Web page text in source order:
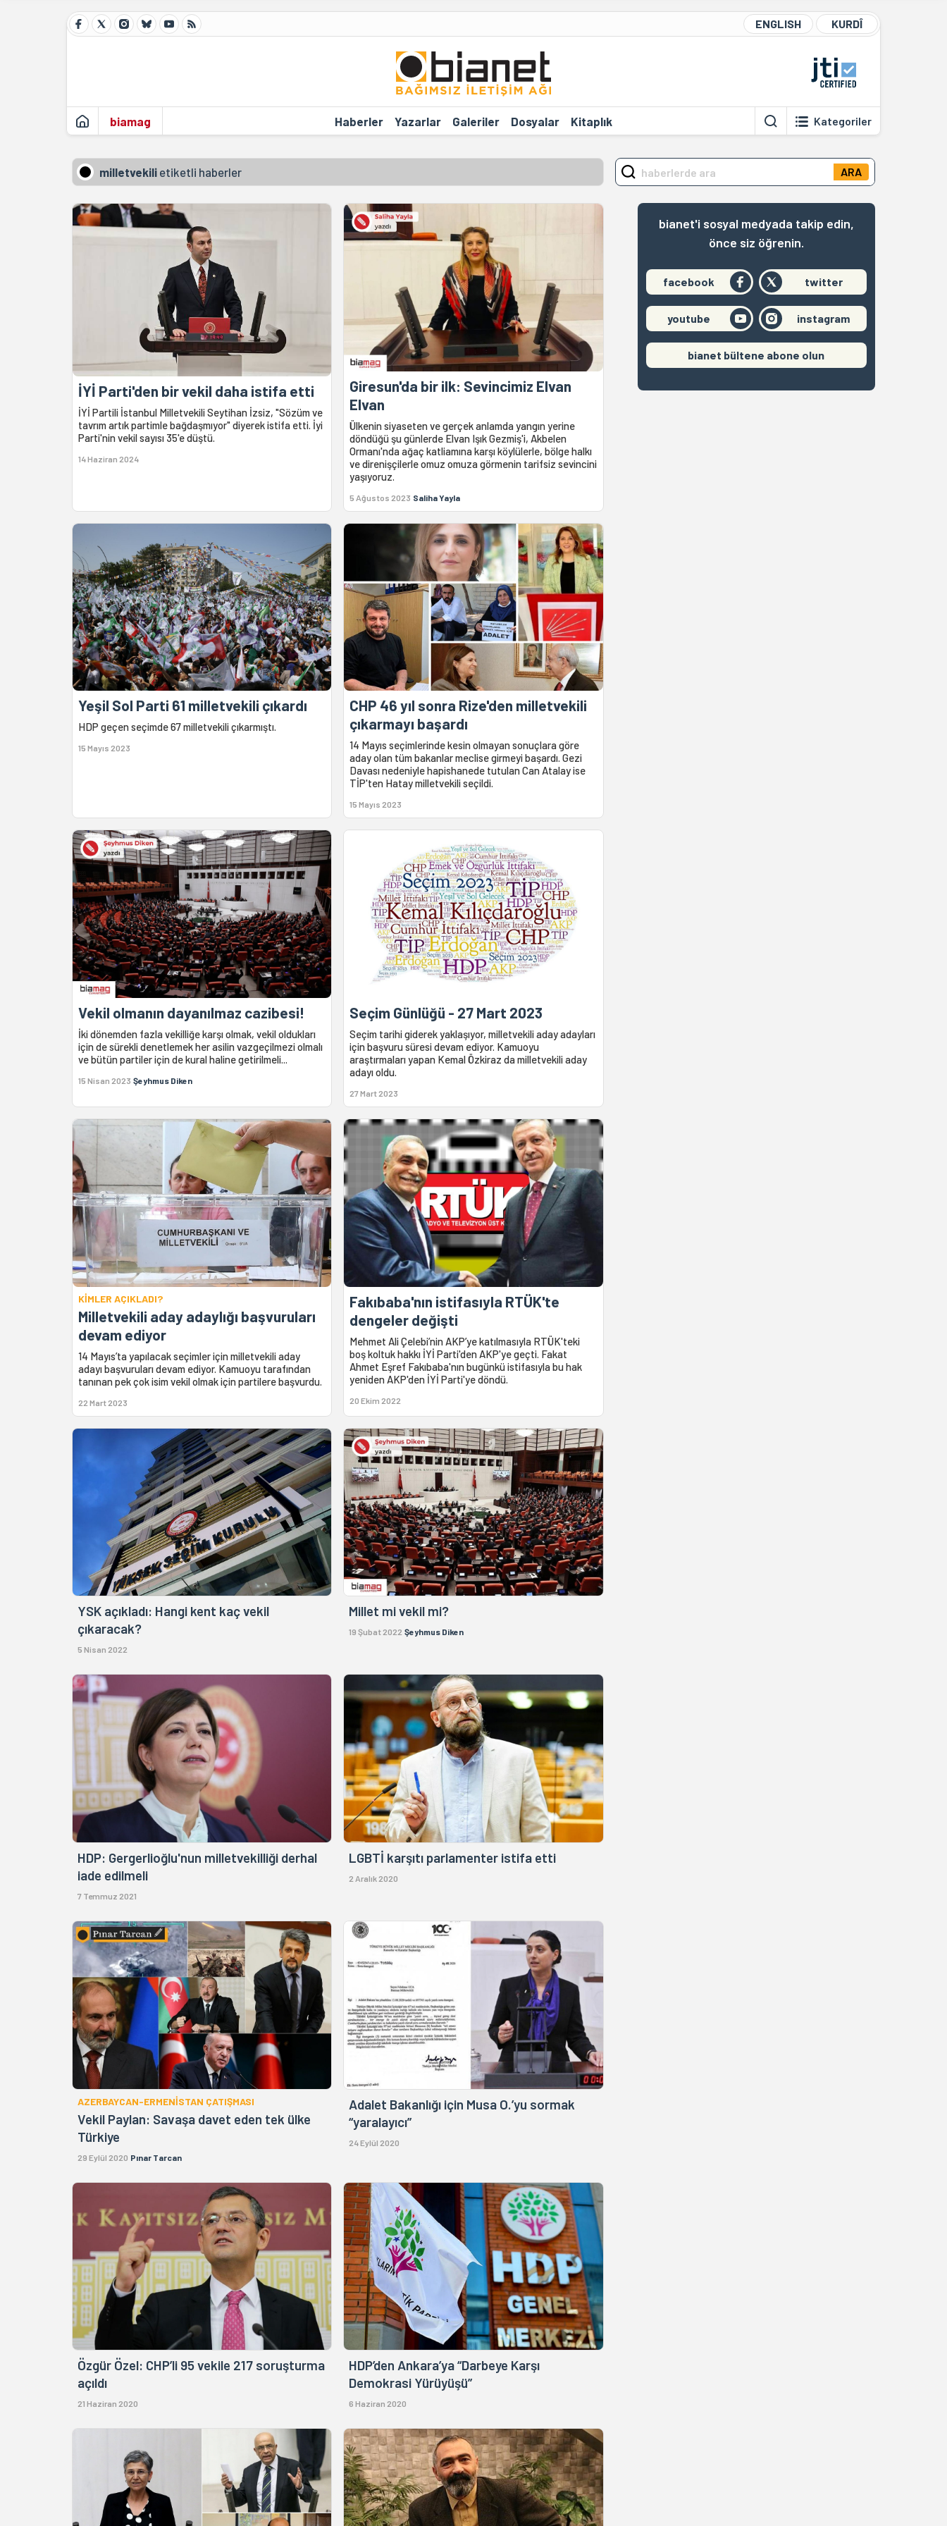
ENGLISH KURDÎ
biamag Haberler Yazarlar Galeriler Dosyalar Kitaplık Kategoriler
milletvekili etiketli haberler
İYİ Parti'den bir vekil daha istifa etti
İYİ Partili İstanbul Milletvekili Seytihan İzsiz, "Sözüm ve
tavrım artık partimle bağdaşmıyor" diyerek istifa etti. İyi
Parti'nin vekil sayısı 35'e düştü.
14 Haziran 2024
Giresun'da bir ilk: Sevincimiz Elvan
Elvan
Ülkenin siyaseten ve gerçek anlamda yangın yerine
döndüğü şu günlerde Elvan Işık Gezmiş'i, Akbelen
Ormanı'nda ağaç katliamına karşı köylülerle, bölge halkı
ve direnişçilerle omuz omuza görmenin tarifsiz sevincini
yaşıyoruz.
5 Ağustos 2023 Saliha Yayla
Yeşil Sol Parti 61 milletvekili çıkardı
HDP geçen seçimde 67 milletvekili çıkarmıştı.
15 Mayıs 2023
CHP 46 yıl sonra Rize'den milletvekili
çıkarmayı başardı
14 Mayıs seçimlerinde kesin olmayan sonuçlara göre
aday olan tüm bakanlar meclise girmeyi başardı. Gezi
Davası nedeniyle hapishanede tutulan Can Atalay ise
TİP'ten Hatay milletvekili seçildi.
15 Mayıs 2023
Vekil olmanın dayanılmaz cazibesi!
İki dönemden fazla vekilliğe karşı olmak, vekil oldukları
için de sürekli denetlemek her asilin vazgeçilmezi olmalı
ve bütün partiler için de kural haline getirilmeli...
15 Nisan 2023 Şeyhmus Diken
Seçim Günlüğü - 27 Mart 2023
Seçim tarihi giderek yaklaşıyor, milletvekili aday adayları
için başvuru süresi devam ediyor. Kamuoyu
araştırmaları yapan Kemal Özkiraz da milletvekili aday
adayı oldu.
27 Mart 2023
KİMLER AÇIKLADI?
Milletvekili aday adaylığı başvuruları
devam ediyor
14 Mayıs’ta yapılacak seçimler için milletvekili aday
adayı başvuruları devam ediyor. Kamuoyu tarafından
tanınan pek çok isim vekil olmak için partilere başvurdu.
22 Mart 2023
Fakıbaba'nın istifasıyla RTÜK'te
dengeler değişti
Mehmet Ali Çelebi’nin AKP’ye katılmasıyla RTÜK'teki
boş koltuk hakkı İYİ Parti'den AKP'ye geçti. Fakat
Ahmet Eşref Fakıbaba'nın bugünkü istifasıyla bu hak
yeniden AKP'den İYİ Parti'ye döndü.
20 Ekim 2022
YSK açıkladı: Hangi kent kaç vekil
çıkaracak?
5 Nisan 2022
Millet mi vekil mi?
19 Şubat 2022 Şeyhmus Diken
HDP: Gergerlioğlu'nun milletvekilliği derhal
iade edilmeli
7 Temmuz 2021
LGBTİ karşıtı parlamenter istifa etti
2 Aralık 2020
AZERBAYCAN-ERMENİSTAN ÇATIŞMASI
Vekil Paylan: Savaşa davet eden tek ülke
Türkiye
29 Eylül 2020 Pınar Tarcan
Adalet Bakanlığı için Musa O.’yu sormak
“yaralayıcı”
24 Eylül 2020
Özgür Özel: CHP’li 95 vekile 217 soruşturma
açıldı
21 Haziran 2020
HDP’den Ankara’ya “Darbeye Karşı
Demokrasi Yürüyüşü”
6 Haziran 2020
ARA
bianet'i sosyal medyada takip edin,
önce siz öğrenin.
facebook twitter
youtube instagram
bianet bültene abone olun